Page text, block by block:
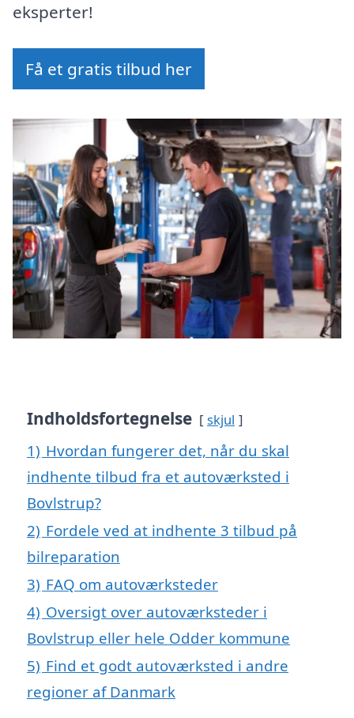
eksperter!
Få et gratis tilbud her
Indholdsfortegnelse skjul
1) Hvordan fungerer det, når du skal
indhente tilbud fra et autoværksted i
Bovlstrup?
2) Fordele ved at indhente 3 tilbud på
bilreparation
3) FAQ om autoværksteder
4) Oversigt over autoværksteder i
Bovlstrup eller hele Odder kommune
5) Find et godt autoværksted i andre
regioner af Danmark